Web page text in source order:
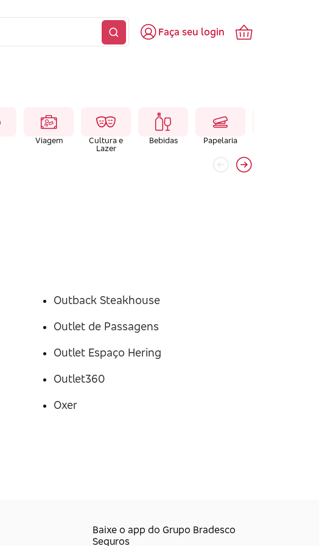
Faça seu login
Viagem
Cultura e
Lazer
Bebidas Papelaria
Outback Steakhouse
Outlet de Passagens
Outlet Espaço Hering
Outlet360
Oxer
Baixe o app do Grupo Bradesco
Seguros